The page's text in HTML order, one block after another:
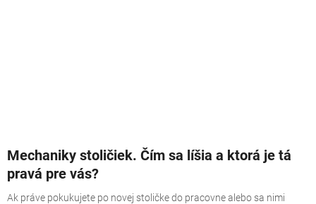
Mechaniky stoličiek. Čím sa líšia a ktorá je tá
pravá pre vás?
Ak práve pokukujete po novej stoličke do pracovne alebo sa nimi